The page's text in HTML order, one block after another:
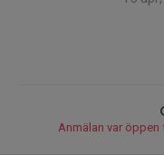
Anmälan var